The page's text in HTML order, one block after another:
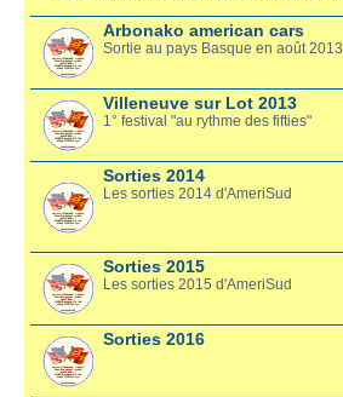
Arbonako american cars
Sortie au pays Basque en août 2013
Villeneuve sur Lot 2013
1° festival "au rythme des fifties"
Sorties 2014
Les sorties 2014 d'AmeriSud
Sorties 2015
Les sorties 2015 d'AmeriSud
Sorties 2016